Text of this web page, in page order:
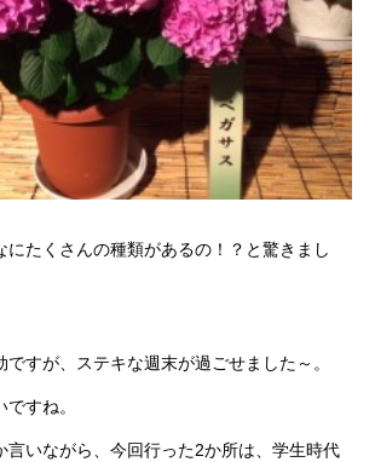
にたくさんの種類があるの！？と驚きまし
すが、ステキな週末が過ごせました～。
すね。
言いながら、今回行った2か所は、学生時代